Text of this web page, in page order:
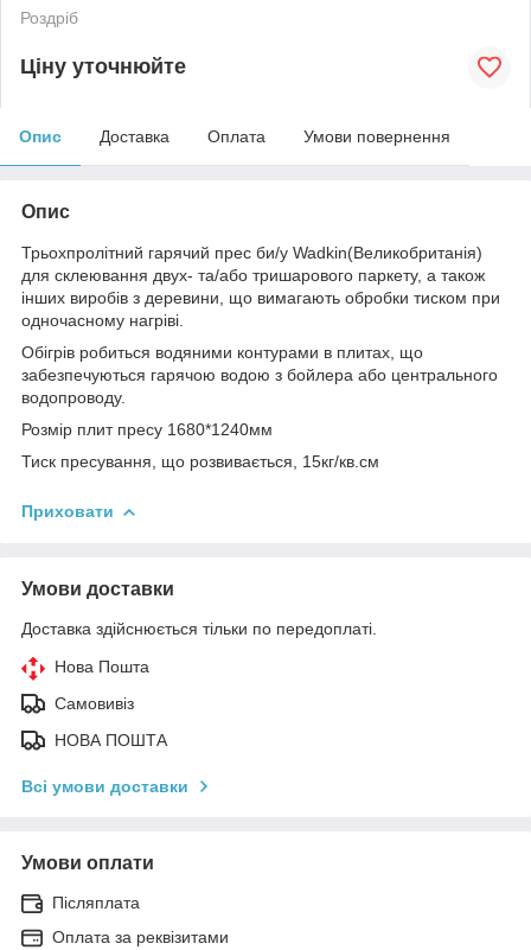
Роздріб
Ціну уточнюйте
Опис Доставка Оплата Умови повернення
Опис
Трьохпролітний гарячий прес би/у Wadkin(Великобританія)
для склеювання двух- та/або тришарового паркету, а також
інших виробів з деревини, що вимагають обробки тиском при
одночасному нагріві.
Обігрів робиться водяними контурами в плитах, що
забезпечуються гарячою водою з бойлера або центрального
водопроводу.
Розмір плит пресу 1680*1240мм
Тиск пресування, що розвивається, 15кг/кв.см
Приховати
Умови доставки
Доставка здійснюється тільки по передоплаті.
Нова Пошта
Самовивіз
НОВА ПОШТА
Всі умови доставки
Умови оплати
Післяплата
Оплата за реквізитами